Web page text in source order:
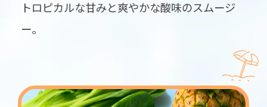
トロピカルな甘みと爽やかな酸味のスムージ
ー。